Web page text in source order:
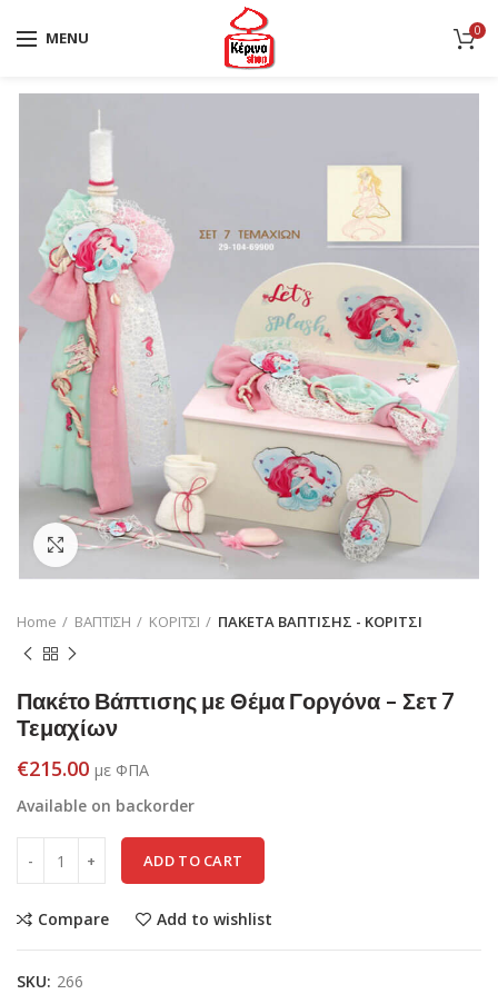
MENU 0
Click to enlarge
Home ΒΑΠΤΙΣΗ ΚΟΡΙΤΣΙ ΠΑΚΕΤΑ ΒΑΠΤΙΣΗΣ - ΚΟΡΙΤΣΙ
Πακέτο Βάπτισης με Θέμα Γοργόνα – Σετ 7
Τεμαχίων
€215.00 με ΦΠΑ
Available on backorder
ADD TO CART
Compare Add to wishlist
SKU: 266